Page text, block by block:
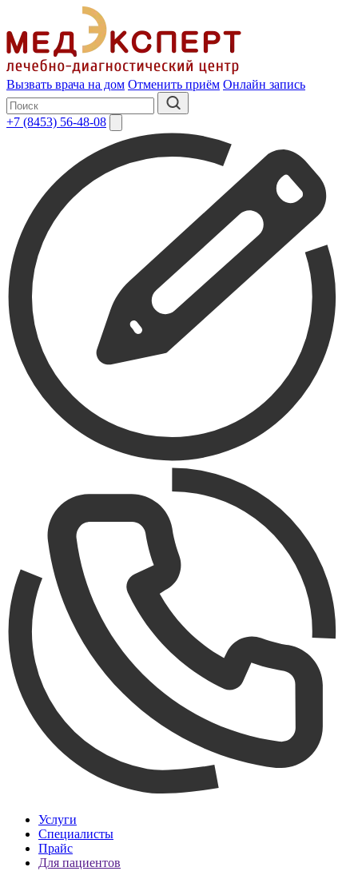
Вызвать врача на дом Отменить приём Онлайн запись
+7 (8453) 56-48-08
Услуги
Специалисты
Прайс
Для пациентов